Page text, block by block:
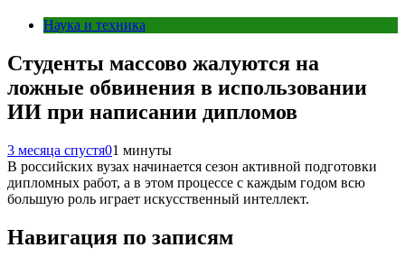
Наука и техника
Студенты массово жалуются на
ложные обвинения в использовании
ИИ при написании дипломов
3 месяца спустя01 минуты
В российских вузах начинается сезон активной подготовки
дипломных работ, а в этом процессе с каждым годом всю
большую роль играет искусственный интеллект.
Навигация по записям